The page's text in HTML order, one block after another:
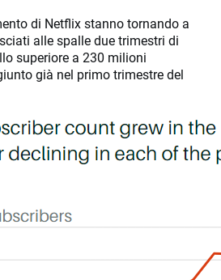
di Netflix stanno tornando a
alle spalle due trimestri di
superiore a 230 milioni
già nel primo trimestre del